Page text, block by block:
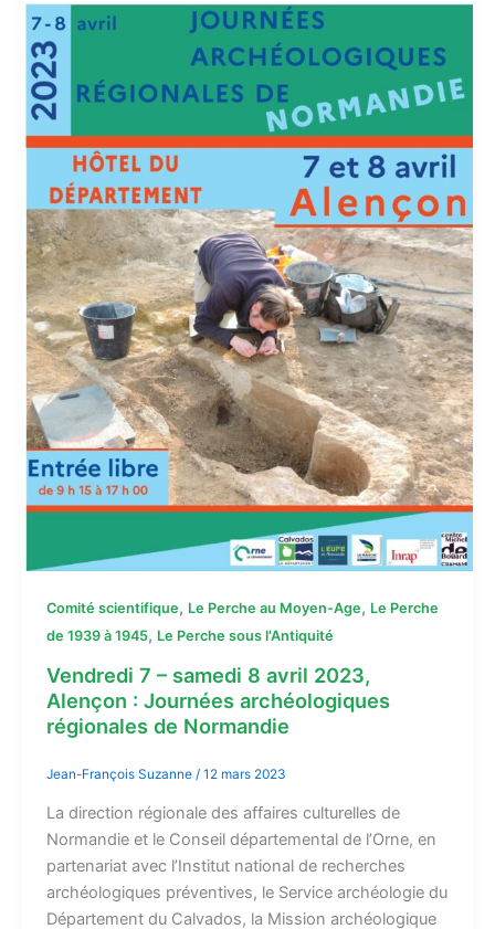
Comité scientifique, Le Perche au Moyen-Age, Le Perche
de 1939 à 1945, Le Perche sous l'Antiquité
Vendredi 7 – samedi 8 avril 2023,
Alençon : Journées archéologiques
régionales de Normandie
Jean-François Suzanne / 12 mars 2023
La direction régionale des affaires culturelles de
Normandie et le Conseil départemental de l’Orne, en
partenariat avec l’Institut national de recherches
archéologiques préventives, le Service archéologie du
Département du Calvados, la Mission archéologique